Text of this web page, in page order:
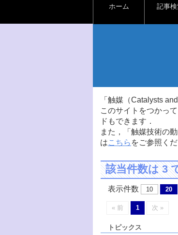
ホーム 記事
「触媒（Catalysts
このサイトをつかっ
ドもできます．
また，「触媒技術の
はこちら をご参照くだ
該当件数は 3
表示件数 10 20
« 前 1 次 »
トピックス